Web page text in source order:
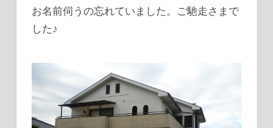
お名前伺うの忘れていました。ご馳走さまで
した♪